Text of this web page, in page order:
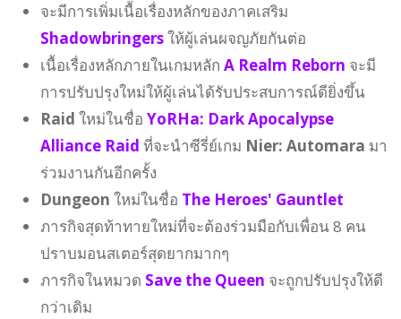
จะมีการเพิ่มเนื้อเรื่องหลักของภาคเสริม
Shadowbringersให้ผู้เล่นผจญภัยกันต่อ
เนื้อเรื่องหลักภายในเกมหลัก A Realm Reborn จะมี
การปรับปรุงใหม่ให้ผู้เล่นได้รับประสบการณ์ดียิ่งขึ้น
Raid ใหม่ในชื่อ YoRHa: Dark Apocalypse
Alliance Raid ที่จะนำซีรี่ย์เกม Nier: Automara มา
ร่วมงานกันอีกครั้ง
Dungeon ใหม่ในชื่อ The Heroes' Gauntlet
ภารกิจสุดท้าทายใหม่ที่จะต้องร่วมมือกับเพื่อน 8 คน
ปราบมอนสเตอร์สุดยากมากๆ
ภารกิจในหมวด Save the Queen จะถูกปรับปรุงให้ดี
กว่าเดิม